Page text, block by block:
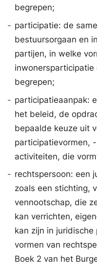
begrepen;
- participatie: de
bestuursorgaan en
partijen, in welke
begrepen;
- participatieaanpak:
het beleid, de
bepaalde keuze uit
participatievormen,
activiteiten, die
- rechtspersoon: een
zoals een stichting,
vennootschap, die
kan verrichten,
kan zijn in
vormen van
Boek 2 van het